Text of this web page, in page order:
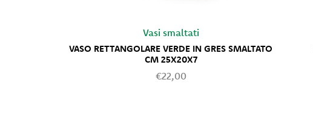
Vasi smaltati
VASO RETTANGOLARE VERDE IN GRES SMALTATO
CM 25X20X7
€22,00